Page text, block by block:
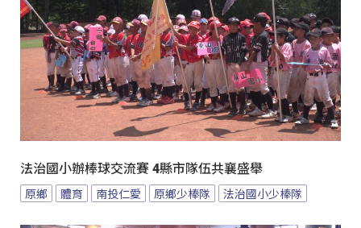
法治國小辦棒球交流賽 4縣市隊伍共襄盛舉
原鄉 體育 南投仁愛 原鄉少棒隊 法治國小少棒隊